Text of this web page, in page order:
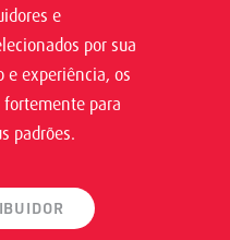
e
por sua
experiência, os
para
padrões.